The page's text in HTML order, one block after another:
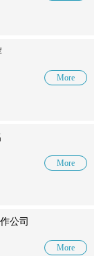
More
More
公司
More